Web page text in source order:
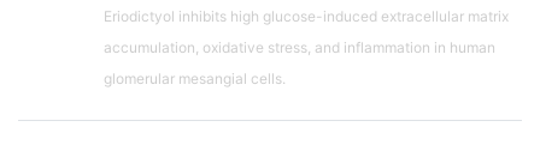
Eriodictyol inhibits high glucose-induced extracellular matrix
accumulation, oxidative stress, and inflammation in human
glomerular mesangial cells.